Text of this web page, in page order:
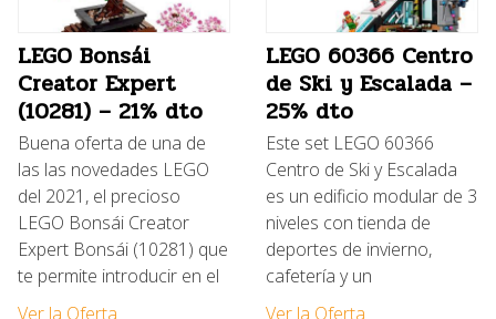
LEGO Bonsái
Creator Expert
(10281) – 21% dto
Buena oferta de una de
las las novedades LEGO
del 2021, el precioso
LEGO Bonsái Creator
Expert Bonsái (10281) que
te permite introducir en el
Ver la Oferta
LEGO 60366 Centro
de Ski y Escalada –
25% dto
Este set LEGO 60366
Centro de Ski y Escalada
es un edificio modular de 3
niveles con tienda de
deportes de invierno,
cafetería y un
Ver la Oferta